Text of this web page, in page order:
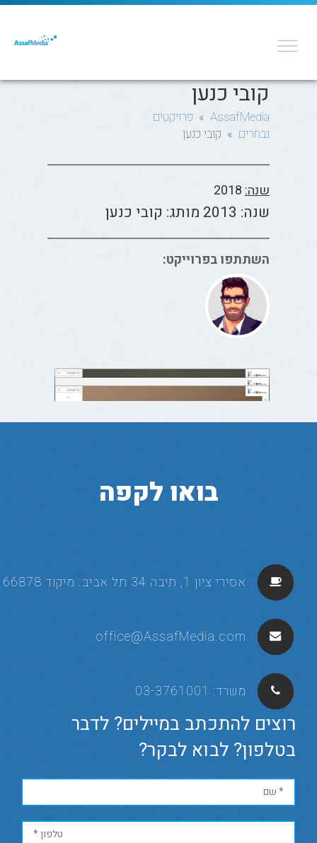
קובי כנען
AssafMedia
» פרויקטים
נבחרים » קובי כנען
שנה:2018
שנה: 2013 מותג: קובי כנען
השתתפו בפרוייקט:
בואו לקפה
אסירי ציון 1, תיבה 34 תל אביב. מיקוד 66878
office@AssafMedia.com
משרד: 03-3761001
רוצים להתכתב במיילים? לדבר
בטלפון? לבוא לבקר?